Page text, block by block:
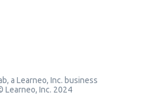
a Learneo, Inc. business
Learneo, Inc. 2024